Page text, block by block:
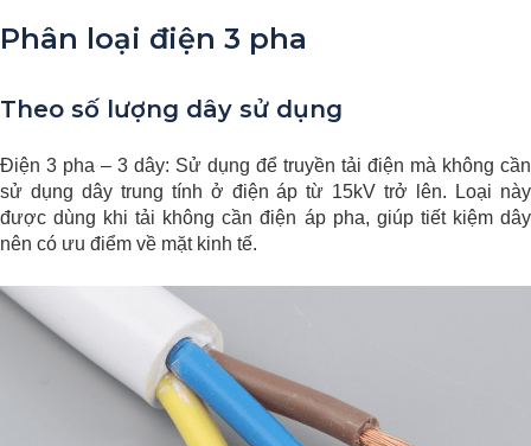
Phân loại điện 3 pha
Theo số lượng dây sử dụng
Điện 3 pha – 3 dây: Sử dụng để truyền tải điện mà không cần
sử dụng dây trung tính ở điện áp từ 15kV trở lên. Loại này
được dùng khi tải không cần điện áp pha, giúp tiết kiệm dây
nên có ưu điểm về mặt kinh tế.